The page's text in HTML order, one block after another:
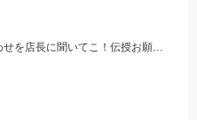
2026年8月 今日も楽しめました♪ 針合わせを店長に聞いてこ！伝授お願いします！